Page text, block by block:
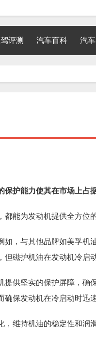
评测 汽车百科 汽
护能力使其在市场上占
能为发动机提供全方位的
，与其他品牌如美孚机
磁护机油在发动机冷启
供坚实的保护屏障，确
保发动机在冷启动时迅
维持机油的稳定性和润